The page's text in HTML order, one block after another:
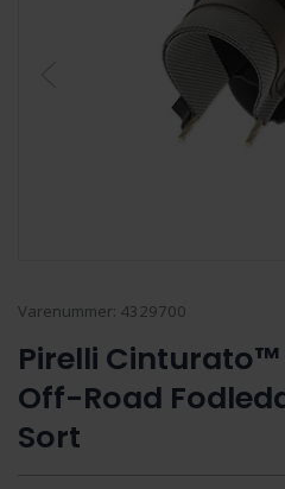
Varenummer: 4329700
Pirelli Cinturato™
Off-Road
Sort